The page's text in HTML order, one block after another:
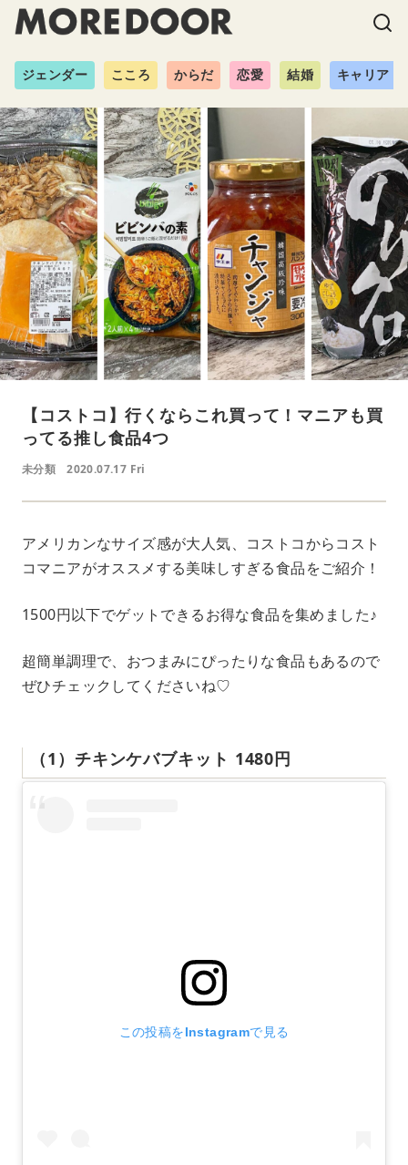
ジェンダー こころ からだ 恋愛 結婚 キャリア
【コストコ】行くならこれ買って！マニアも買
ってる推し食品4つ
未分類 2020.07.17 Fri
アメリカンなサイズ感が大人気、コストコからコスト
コマニアがオススメする美味しすぎる食品をご紹介！
1500円以下でゲットできるお得な食品を集めました♪
超簡単調理で、おつまみにぴったりな食品もあるので
ぜひチェックしてくださいね♡
（1）チキンケバブキット 1480円
この投稿をInstagramで見る